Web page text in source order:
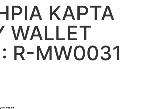
ΚΑΡΤΑ
WALLET
R-MW0031